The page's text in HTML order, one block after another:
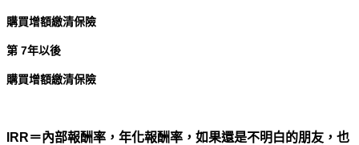
購買增額繳清保險
第 7年以後
購買增額繳清保險
IRR＝內部報酬率，年化報酬率，如果還是不明白的朋友，也